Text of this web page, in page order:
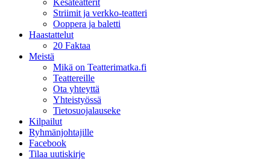
Kesäteatterit
Striimit ja verkko-teatteri
Ooppera ja baletti
Haastattelut
20 Faktaa
Meistä
Mikä on Teatterimatka.fi
Teattereille
Ota yhteyttä
Yhteistyössä
Tietosuojalauseke
Kilpailut
Ryhmänjohtajille
Facebook
Tilaa uutiskirje